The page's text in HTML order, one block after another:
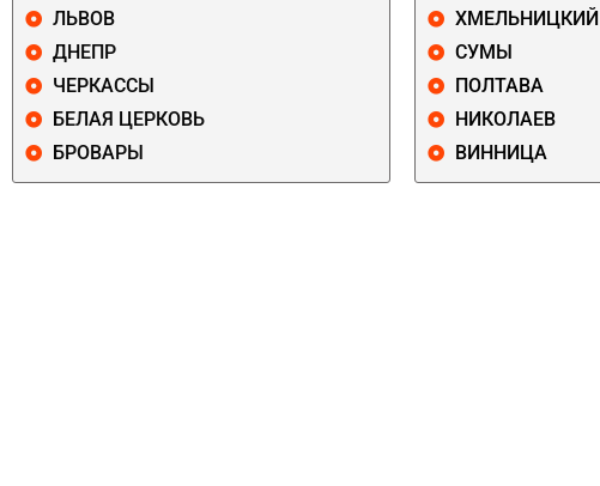
ЛЬВОВ
ДНЕПР
ЧЕРКАССЫ
БЕЛАЯ ЦЕРКОВЬ
БРОВАРЫ
ХМЕЛЬНИЦКИЙ
СУМЫ
ПОЛТАВА
НИКОЛАЕВ
ВИННИЦА